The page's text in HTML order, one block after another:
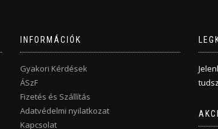
INFORMÁCIÓK
Gyakori Kérdések
ÁSzF
Fizetés és Szállítás
Adatvédelmi nyilatkozat
Kapcsolat